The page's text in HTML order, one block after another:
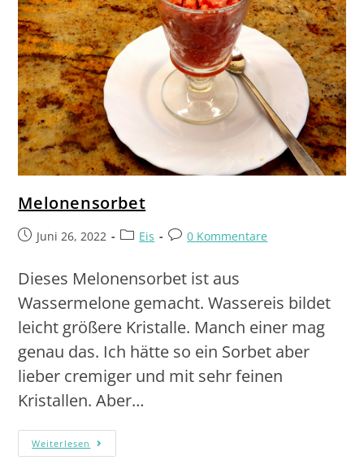
Melonensorbet
Juni 26, 2022 Eis 0 Kommentare
Dieses Melonensorbet ist aus
Wassermelone gemacht. Wassereis bildet
leicht größere Kristalle. Manch einer mag
genau das. Ich hätte so ein Sorbet aber
lieber cremiger und mit sehr feinen
Kristallen. Aber…
Weiterlesen